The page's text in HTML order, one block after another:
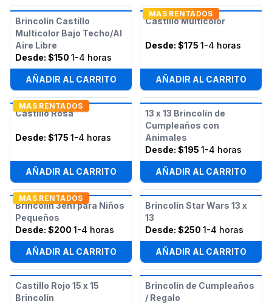
Brincolín Castillo
Multicolor Bajo Techo/Al
Aire Libre
Desde: $150 1-4 horas
AÑADIR AL CARRITO
MAS RENTADOS
Castillo Multicolor
Desde: $175 1-4 horas
AÑADIR AL CARRITO
MAS RENTADOS
Castillo Rosa
Desde: $175 1-4 horas
AÑADIR AL CARRITO
13 x 13 Brincolín de
Cumpleaños con
Animales
Desde: $195 1-4 horas
AÑADIR AL CARRITO
MAS RENTADOS
Brincolín 3en1 para Niños
Pequeños
Desde: $200 1-4 horas
AÑADIR AL CARRITO
Brincolín Star Wars 13 x
13
Desde: $250 1-4 horas
AÑADIR AL CARRITO
Castillo Rojo 15 x 15
Brincolín
Brincolín de Cumpleaños
/ Regalo